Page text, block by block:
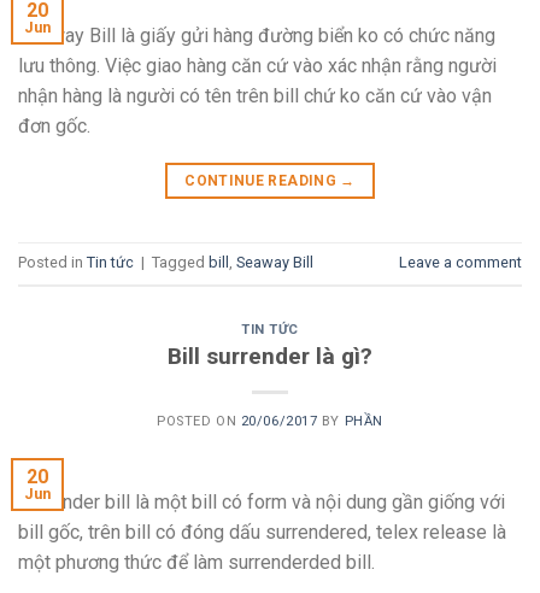
20
Jun
Seaway Bill là giấy gửi hàng đường biển ko có chức năng
lưu thông. Việc giao hàng căn cứ vào xác nhận rằng người
nhận hàng là người có tên trên bill chứ ko căn cứ vào vận
đơn gốc.
CONTINUE READING →
Posted in Tin tức | Tagged bill Seaway Bill Leave a comment
TIN TỨC
Bill surrender là gì?
POSTED ON 20/06/2017 BY PHẦN
20
Jun
Surrender bill là một bill có form và nội dung gần giống với
bill gốc, trên bill có đóng dấu surrendered, telex release là
một phương thức để làm surrenderded bill.